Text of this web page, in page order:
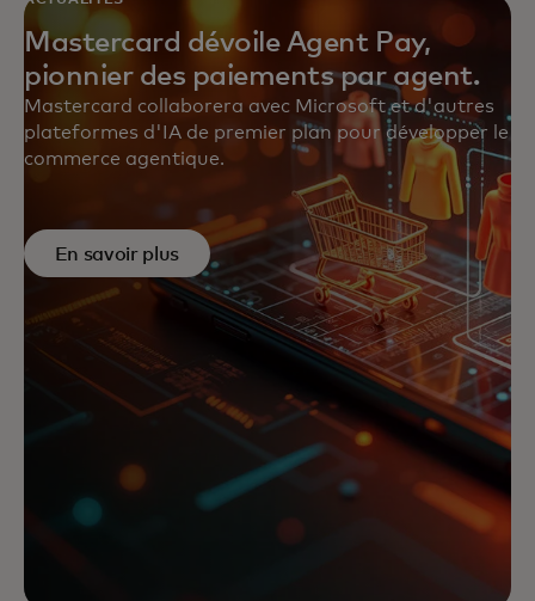
Mastercard dévoile Agent Pay,
pionnier des paiements par agent.
Mastercard collaborera avec Microsoft et d'autres
plateformes d'IA de premier plan pour développer le
commerce agentique.
En savoir plus